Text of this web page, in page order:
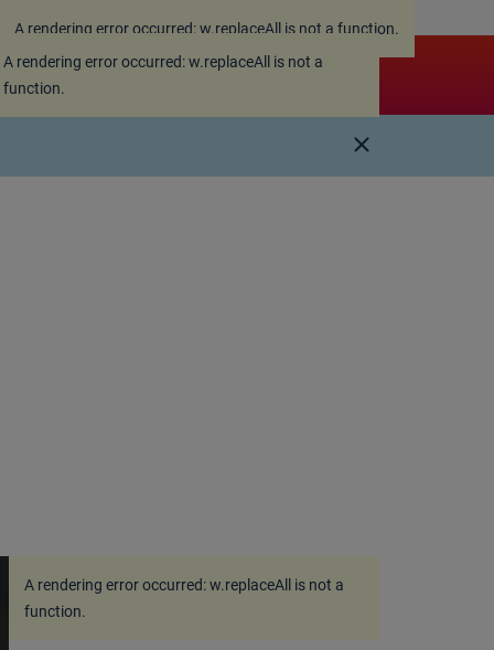
A rendering error occurred:w.replaceAll is not a function.
A rendering error occurred:w.replaceAll is not a
function.
close
A rendering error occurred:w.replaceAll is not a
function.